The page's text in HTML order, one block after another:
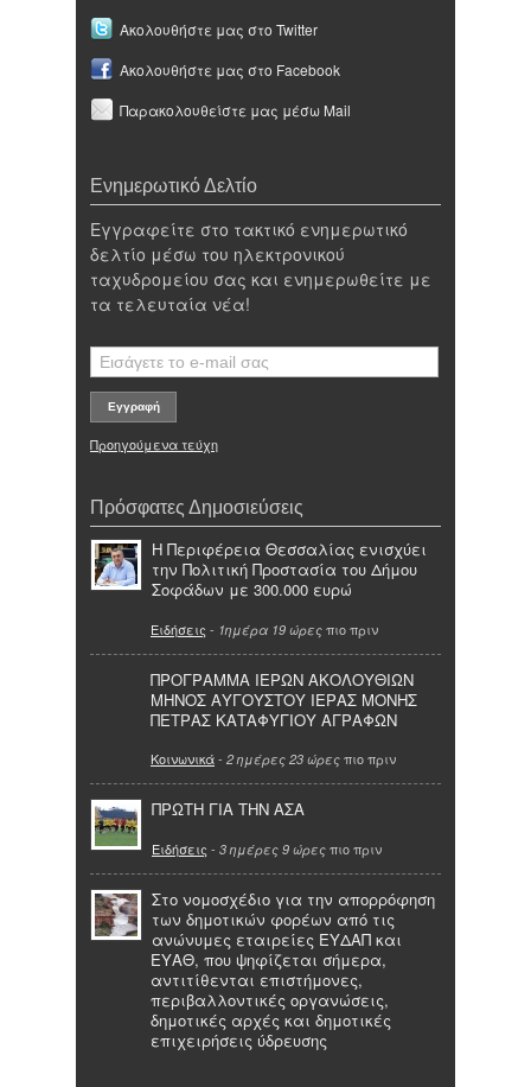
Ακολουθήστε μας στο Twitter
Ακολουθήστε μας στο Facebook
Παρακολουθείστε μας μέσω Mail
Ενημερωτικό Δελτίο
Εγγραφείτε στο τακτικό ενημερωτικό
δελτίο μέσω του ηλεκτρονικού
ταχυδρομείου σας και ενημερωθείτε με
τα τελευταία νέα!
Προηγούμενα τεύχη
Πρόσφατες Δημοσιεύσεις
Η Περιφέρεια Θεσσαλίας ενισχύει
την Πολιτική Προστασία του Δήμου
Σοφάδων με 300.000 ευρώ
Ειδήσεις - 1ημέρα 19 ώρες πιο πριν
ΠΡΟΓΡΑΜΜΑ ΙΕΡΩΝ ΑΚΟΛΟΥΘΙΩΝ
ΜΗΝΟΣ ΑΥΓΟΥΣΤΟΥ ΙΕΡΑΣ ΜΟΝΗΣ
ΠΕΤΡΑΣ ΚΑΤΑΦΥΓΙΟΥ ΑΓΡΑΦΩΝ
Κοινωνικά- 2 ημέρες 23 ώρες πιο πριν
ΠΡΩΤΗ ΓΙΑ ΤΗΝ ΑΣΑ
Ειδήσεις - 3 ημέρες 9 ώρες πιο πριν
Στο νομοσχέδιο για την απορρόφηση
των δημοτικών φορέων από τις
ανώνυμες εταιρείες ΕΥΔΑΠ και
ΕΥΑΘ, που ψηφίζεται σήμερα,
αντιτίθενται επιστήμονες,
περιβαλλοντικές οργανώσεις,
δημοτικές αρχές και δημοτικές
επιχειρήσεις ύδρευσης